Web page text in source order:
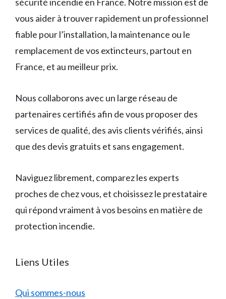
sécurité incendie en France. Notre mission est de
vous aider à trouver rapidement un professionnel
fiable pour l’installation, la maintenance ou le
remplacement de vos extincteurs, partout en
France, et au meilleur prix.
Nous collaborons avec un large réseau de
partenaires certifiés afin de vous proposer des
services de qualité, des avis clients vérifiés, ainsi
que des devis gratuits et sans engagement.
Naviguez librement, comparez les experts
proches de chez vous, et choisissez le prestataire
qui répond vraiment à vos besoins en matière de
protection incendie.
Liens Utiles
Qui sommes-nous